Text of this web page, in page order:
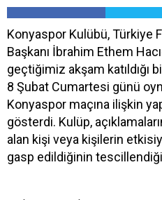
Konyaspor Kulübü, Türkiye
Başkanı İbrahim Ethem
geçtiğimiz akşam katıldığı
8 Şubat Cumartesi günü
Konyaspor maçına ilişkin
gösterdi. Kulüp,
alan kişi veya kişilerin
gasp edildiğinin